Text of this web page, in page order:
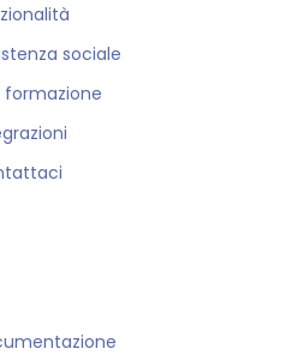
sociale
formazione